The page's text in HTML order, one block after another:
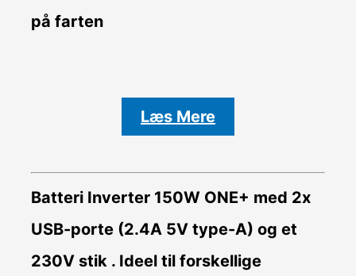
på farten
Læs Mere
Batteri Inverter150W ONE+ med 2x
USB-porte (2.4A 5V type-A) og et
230V stik . Ideel til forskellige